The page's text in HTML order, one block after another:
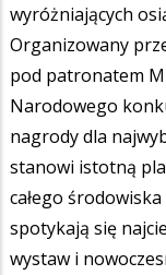
wyróżniających
Organizowany
pod patronatem
Narodowego
nagrody dla
stanowi istotną
całego
spotykają się
wystaw i